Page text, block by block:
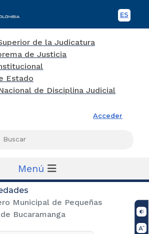
ES
Acceder
Menú
Municipal de Pequeñas
Bucaramanga